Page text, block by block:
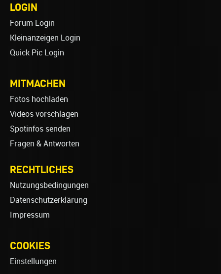
LOGIN
Forum Login
Kleinanzeigen Login
Quick Pic Login
MITMACHEN
Fotos hochladen
Videos vorschlagen
Spotinfos senden
Fragen & Antworten
RECHTLICHES
Nutzungsbedingungen
Datenschutzerklärung
Impressum
COOKIES
Einstellungen